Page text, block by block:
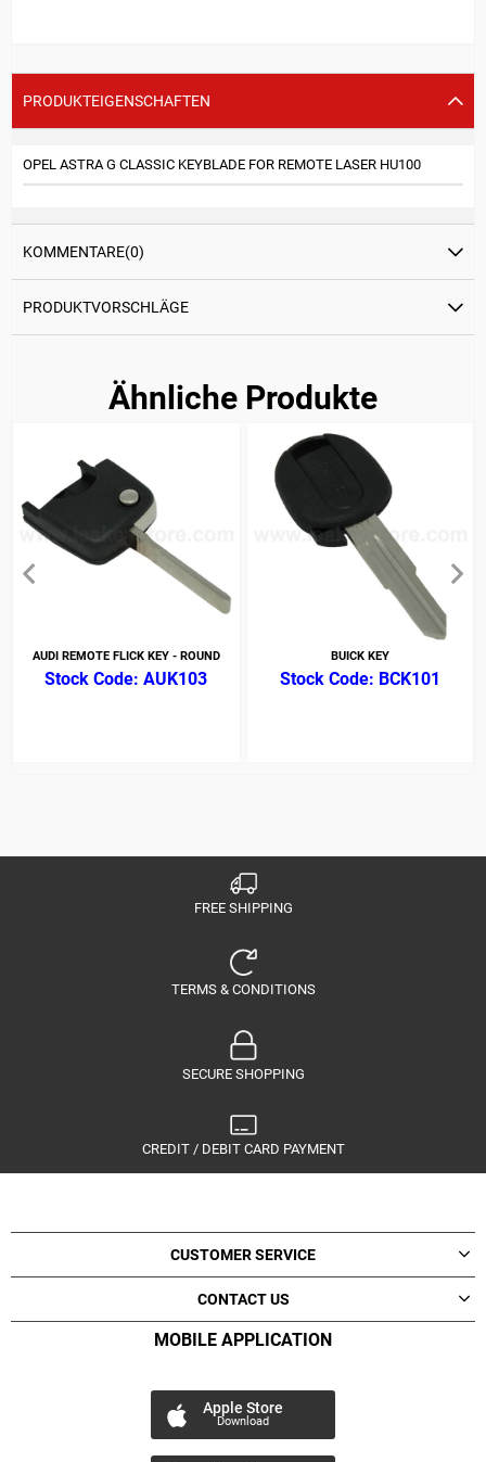
PRODUKTEIGENSCHAFTEN
OPEL ASTRA G CLASSIC KEYBLADE FOR REMOTE LASER HU100
KOMMENTARE(0)
PRODUKTVORSCHLÄGE
Ähnliche Produkte
AUDI REMOTE FLICK KEY - ROUND
AUK103
BUICK KEY
BCK101
FREE SHIPPING
TERMS & CONDITIONS
SECURE SHOPPING
CREDIT / DEBIT CARD PAYMENT
CUSTOMER SERVICE
CONTACT US
MOBILE APPLICATION
Apple Store
Download